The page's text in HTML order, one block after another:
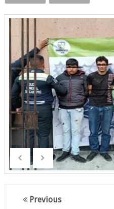
Previous